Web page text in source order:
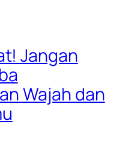
Jangan
Wajah dan